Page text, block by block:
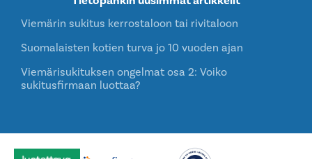
Viemärin sukitus kerrostaloon tai rivitaloon
Suomalaisten kotien turva jo 10 vuoden ajan
Viemärisukituksen ongelmat osa 2: Voiko
sukitusfirmaan luottaa?